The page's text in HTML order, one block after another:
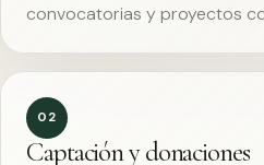
convocatorias y proyectos
02
Captación y donaciones